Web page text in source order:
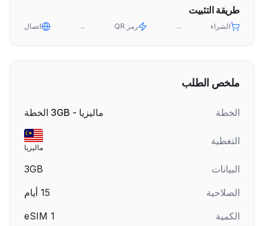
طريقة التثبيت
الشراء → رمز QR → اتصال
ملخص الطلب
الخطة ماليزيا - 3GB الخطة
التغطية
ماليزيا
البيانات
3GB
الصلاحية
15 أيام
الكمية
1